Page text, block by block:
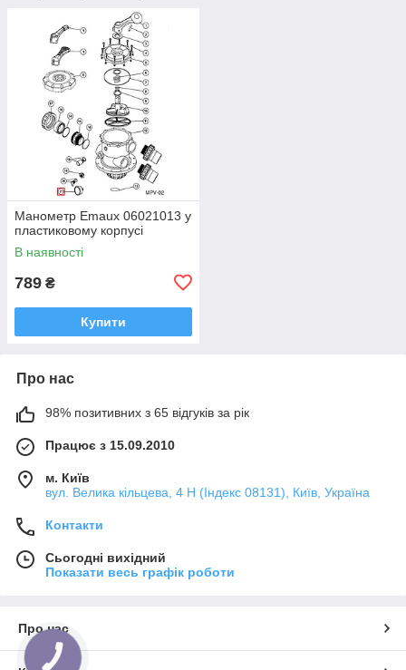
Манометр Emaux 06021013 у
пластиковому корпусі
В наявності
789 ₴
Купити
Про нас
98% позитивних з 65 відгуків за рік
Працює з 15.09.2010
м. Київ
вул. Велика кільцева, 4 Н (Індекс 08131), Київ, Україна
Контакти
Сьогодні вихідний
Показати весь графік роботи
Про нас